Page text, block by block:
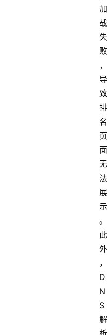
加
载
失
败
，
导
致
排
名
页
面
无
法
展
示
。
此
外
，
D
N
S
解